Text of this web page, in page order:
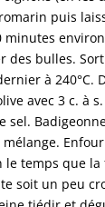
puis
minutes
des bulles.
à 240°C.
avec 3 c. à
sel.
mélange.
temps que la
soit un peu